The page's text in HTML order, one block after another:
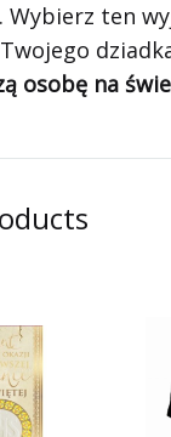
Wybierz ten
osobę na